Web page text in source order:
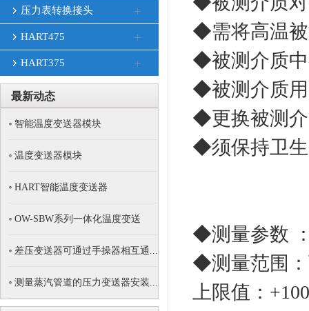
压力表转换接头
HART475
HART375
最新动态
智能温度变送器模块
温度变送器模块
HART智能温度变送器
OW-SBW系列一体化温度变送
差压变送器可通过手操器相互通...
测量蒸汽管道的压力变送器安装...
◆需将高温
◆被测介质中
◆被测介质
◆更换被测
◆须保持卫
◆测量参数
◆测量范围：
上限值：